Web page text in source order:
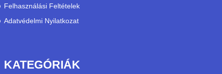
Felhasználási Feltételek
Adatvédelmi Nyilatkozat
KATEGÓRIÁK